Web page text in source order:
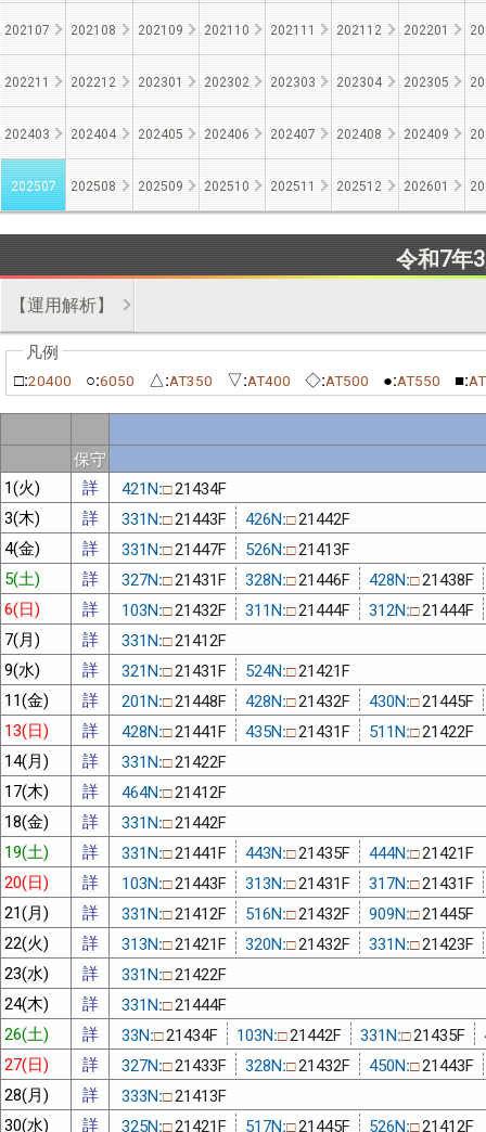
202107 202108 202109 202110 202111 202112 202201
202211 202212 202301 202302 202303 202304 202305
202403 202404 202405 202406 202407 202408 202409
202507 202508 202509 202510 202511 202512 202601
令和7年
【運用解析】
□:20400 ○:6050 △:AT350 ▽:AT400 ◇:AT500 ●:AT550 ■:
保守
1(火)
詳 421N:□21434F
3(木)
詳 331N:□21443F 426N:□21442F
4(金)
詳 331N:□21447F 526N:□21413F
5(土)
詳 327N:□21431F 328N:□21446F 428N:□21438F
6(日)
詳 103N:□21432F 311N:□21444F 312N:□21444F
7(月)
詳 331N:□21412F
9(水)
詳 321N:□21431F 524N:□21421F
11(金)
詳 201N:□21448F 428N:□21432F 430N:□21445F
13(日)
詳 428N:□21441F 435N:□21431F 511N:□21422F
14(月)
詳 331N:□21422F
17(木)
詳 464N:□21412F
18(金)
詳 331N:□21442F
19(土)
詳 331N:□21441F 443N:□21435F 444N:□21421F
20(日)
詳 103N:□21443F 313N:□21431F 317N:□21431F
21(月)
詳 331N:□21412F 516N:□21432F 909N:□21445F
22(火)
詳 313N:□21421F 320N:□21432F 331N:□21423F
23(水)
詳 331N:□21422F
24(木)
詳 331N:□21444F
26(土)
詳 33N:□21434F 103N:□21442F 331N:□21435F
27(日)
詳 327N:□21433F 328N:□21432F 450N:□21443F
28(月)
詳 333N:□21413F
30(水)
詳 325N:□21421F 517N:□21445F 526N:□21412F